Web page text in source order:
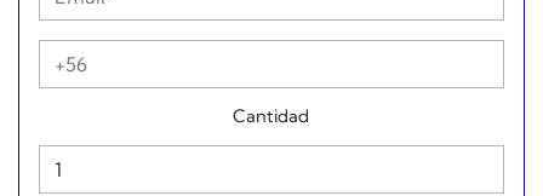
Cantidad